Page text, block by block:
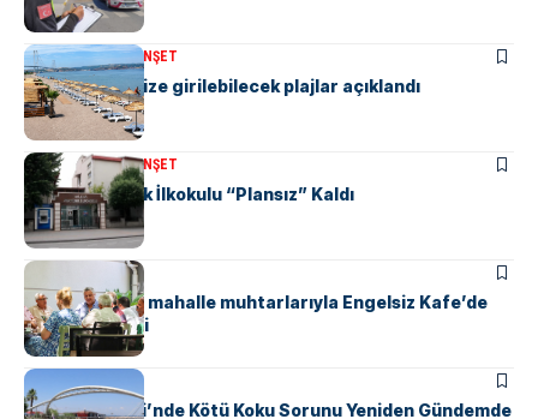
KENT GÜNDEMI MANŞET
Yalova’da denize girilebilecek plajlar açıklandı
KENT GÜNDEMIMANŞET
Yalova Atatürk İlkokulu “Plansız” Kaldı
KENT GÜNDEMI
Başkan Gürel, mahalle muhtarlarıyla Engelsiz Kafe’de
bir araya geldi
KENT GÜNDEMI
Safran Deresi’nde Kötü Koku Sorunu Yeniden Gündemde